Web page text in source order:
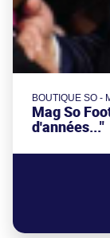
BOUTIQUE SO -
Mag So
d'années..."